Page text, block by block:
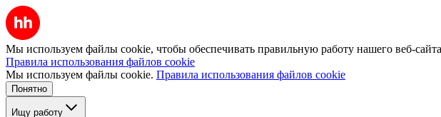
Мы используем файлы cookie, чтобы обеспечивать правильную работу нашего веб-
Правила использования файлов cookie
Мы используем файлы cookie. Правила использования файлов cookie
Понятно
Ищу работу